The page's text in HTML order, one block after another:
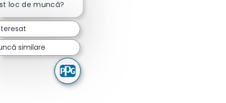
loc de muncă?
similare